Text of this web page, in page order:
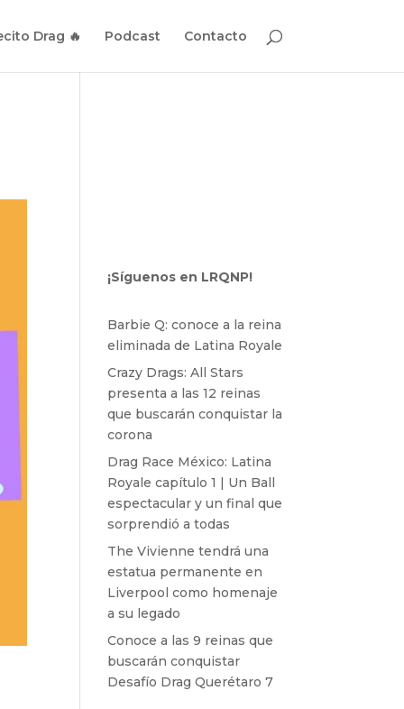
Drag 🔥 Podcast Contacto
¡Síguenos en LRQNP!
Barbie Q: conoce a la reina
eliminada de Latina Royale
Crazy Drags: All Stars
presenta a las 12 reinas
que buscarán conquistar la
corona
Drag Race México: Latina
Royale capítulo 1 | Un Ball
espectacular y un final que
sorprendió a todas
The Vivienne tendrá una
estatua permanente en
Liverpool como homenaje
a su legado
Conoce a las 9 reinas que
buscarán conquistar
Desafío Drag Querétaro 7